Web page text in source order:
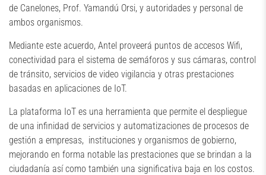
de Canelones, Prof. Yamandú Orsi, y autoridades y personal de
ambos organismos.
Mediante este acuerdo, Antel proveerá puntos de accesos Wifi,
conectividad para el sistema de semáforos y sus cámaras, control
de tránsito, servicios de video vigilancia y otras prestaciones
basadas en aplicaciones de IoT.
La plataforma IoT es una herramienta que permite el despliegue
de una infinidad de servicios y automatizaciones de procesos de
gestión a empresas, instituciones y organismos de gobierno,
mejorando en forma notable las prestaciones que se brindan a la
ciudadanía así como también una significativa baja en los costos.